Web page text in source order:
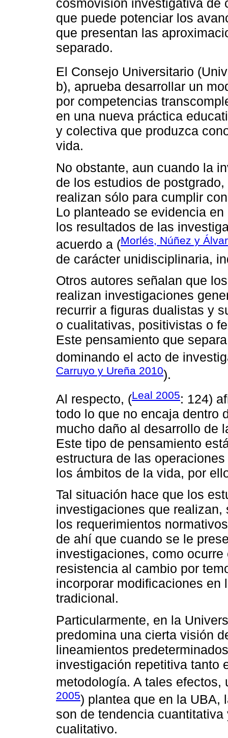
cosmovisión investigativa de
que puede potenciar los
que presentan las
separado.
El Consejo Universitario
b), aprueba desarrollar un
por competencias
en una nueva práctica
y colectiva que produzca
vida.
No obstante, aun cuando la
de los estudios de
realizan sólo para cumplir
Lo planteado se evidencia
los resultados de las
acuerdo a (Morlés, Núñez y
de carácter unidisciplinaria,
Otros autores señalan que
realizan investigaciones
recurrir a figuras dualistas y
o cualitativas, positivistas o
Este pensamiento que
dominando el acto de
Carruyo y Ureña 2010).
Al respecto, (Leal 2005: 124)
todo lo que no encaja dentro
mucho daño al desarrollo de
Este tipo de pensamiento
estructura de las
los ámbitos de la vida, por
Tal situación hace que los
investigaciones que
los requerimientos
de ahí que cuando se le
investigaciones, como
resistencia al cambio por
incorporar modificaciones
tradicional.
Particularmente, en la
predomina una cierta visión
lineamientos
investigación repetitiva tanto
metodología. A tales
2005) plantea que en la UBA,
son de tendencia
cualitativo.